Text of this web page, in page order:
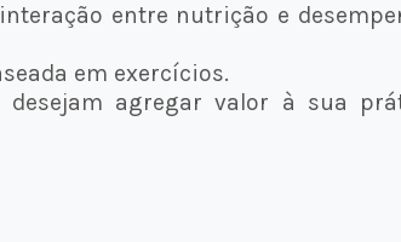
entre nutrição e
em exercícios.
agregar valor à sua